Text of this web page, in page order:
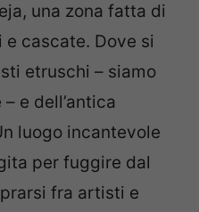
una zona fatta di
cascate. Dove si
etruschi – siamo
e dell’antica
luogo incantevole
per fuggire dal
fra artisti e